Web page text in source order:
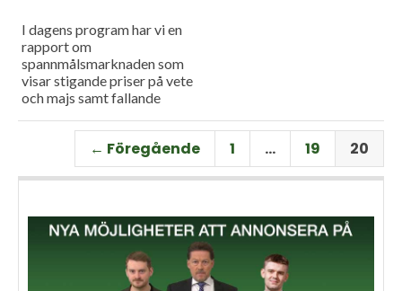
I dagens program har vi en
rapport om
spannmålsmarknaden som
visar stigande priser på vete
och majs samt fallande
premiär för vårt
måndagsprogram med en
längre intervju med Erik
Stjerndahl vd för HIR Skåne,
fältdagar.
← Föregående 1 … 19 20